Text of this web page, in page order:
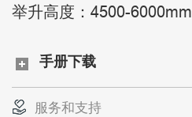
举升高度：4500-6000mm
手册下载
服务和支持